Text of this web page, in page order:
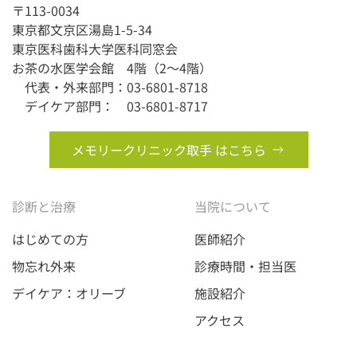
〒113-0034
東京都文京区湯島1-5-34
東京医科歯科大学医科同窓会
お茶の水医学会館 4階（2〜4階）
代表・外来部門：03-6801-8718
デイケア部門： 03-6801-8717
メモリークリニック取手 はこちら
診断と治療
はじめての方
物忘れ外来
デイケア：オリーブ
当院について
医師紹介
診療時間・担当医
施設紹介
アクセス